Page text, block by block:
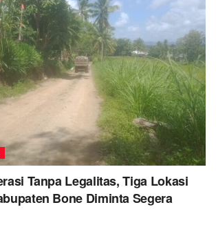
Tanpa Legalitas, Tiga Lokasi
Bone Diminta Segera